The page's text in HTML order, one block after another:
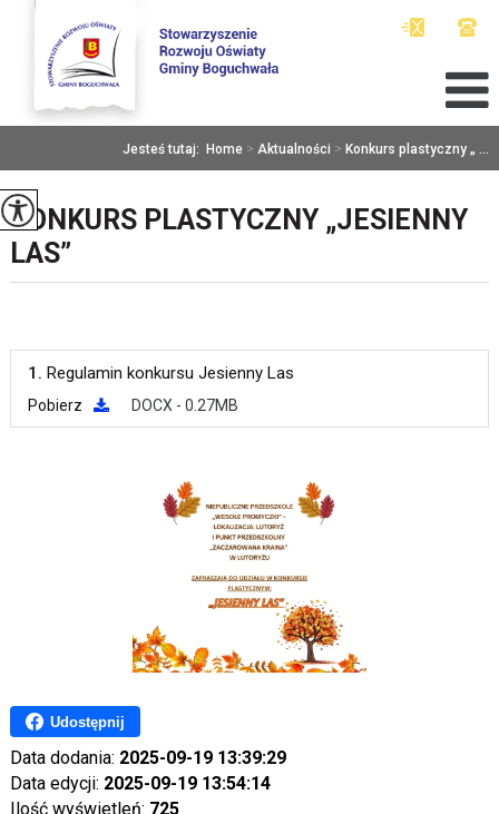
Jesteś tutaj: Home > Aktualności > Konkurs plastyczny „ ...
KONKURS PLASTYCZNY „JESIENNY
LAS”
1. Regulamin konkursu Jesienny Las
Pobierz DOCX - 0.27MB
Udostępnij
Data dodania: 2025-09-19 13:39:29
Data edycji: 2025-09-19 13:54:14
Ilość wyświetleń: 725